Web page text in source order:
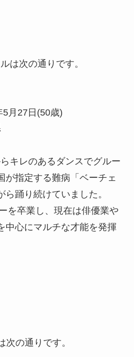
は次の通りです。
月27日(50歳)
キレのあるダンスでグルー
が指定する難病「ベーチェ
ら踊り続けていました。
を卒業し、現在は俳優業や
中心にマルチな才能を発揮
次の通りです。